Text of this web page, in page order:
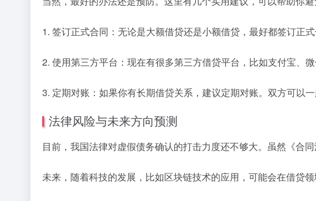
1. 签订正式合同：无论是大额借贷还是小额借贷，最好都签订正
2. 使用第三方平台：现在有很多第三方借贷平台，比如支付宝、
3. 定期对账：如果你有长期借贷关系，建议定期对账。双方可以
法律风险与未来方向预测
目前，我国法律对虚假债务确认的打击力度还不够大。虽然《合
未来，随着科技的发展，比如区块链技术的应用，可能会在借贷